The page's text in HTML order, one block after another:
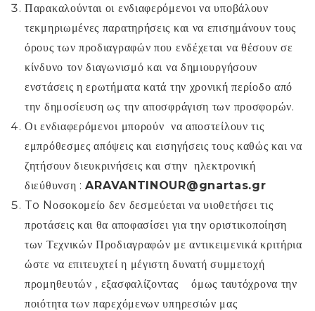
Παρακαλούνται οι ενδιαφερόμενοι να υποβάλουν
τεκμηριωμένες παρατηρήσεις και να επισημάνουν τους
όρους των προδιαγραφών που ενδέχεται να θέσουν σε
κίνδυνο τον διαγωνισμό και να δημιουργήσουν
ενστάσεις η ερωτήματα κατά την χρονική περίοδο από
την δημοσίευση ως την αποσφράγιση των προσφορών.
Οι ενδιαφερόμενοι μπορούν να αποστείλουν τις
εμπρόθεσμες απόψεις και εισηγήσεις τους καθώς και να
ζητήσουν διευκρινήσεις και στην ηλεκτρονική
διεύθυνση :ARAVANTINOUR@gnartas.gr
To Nοσοκομείο δεν δεσμεύεται να υιοθετήσει τις
προτάσεις και θα αποφασίσει για την οριστικοποίηση
των Τεχνικών Προδιαγραφών με αντικειμενικά κριτήρια
ώστε να επιτευχτεί η μέγιστη δυνατή συμμετοχή
προμηθευτών , εξασφαλίζοντας όμως ταυτόχρονα την
ποιότητα των παρεχόμενων υπηρεσιών μας